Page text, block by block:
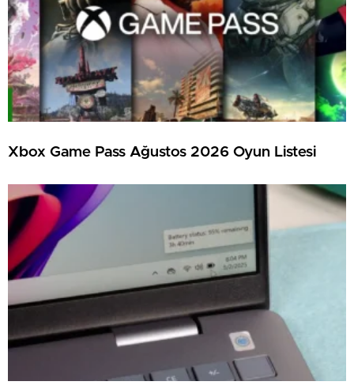
Xbox Game Pass Ağustos 2026 Oyun Listesi